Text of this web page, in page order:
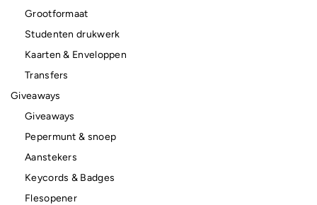
Grootformaat
Studenten drukwerk
Kaarten & Enveloppen
Transfers
Giveaways
Giveaways
Pepermunt & snoep
Aanstekers
Keycords & Badges
Flesopener